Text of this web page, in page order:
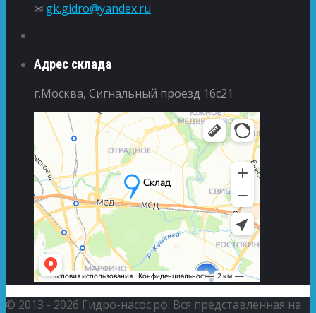
✉ gk.gidro@yandex.ru
Адрес склада
г.Москва, Сигнальный проезд 16с21
© 2013 - 2026 Гидро-насос.рф. Вся представленная на